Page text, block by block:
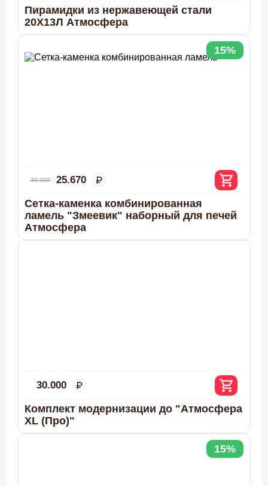
Пирамидки из нержавеющей стали
20Х13Л Атмосфера
15%
30.200 25.670
Сетка-каменка комбинированная
ламель "Змеевик" наборный для печей
Атмосфера
30.000
Комплект модернизации до "Атмосфера
XL (Про)"
15%